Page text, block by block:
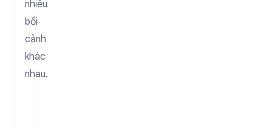
nhiều
bối
cảnh
khác
nhau.